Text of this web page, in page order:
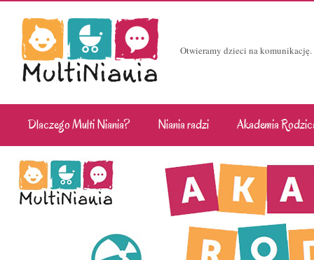
Otwieramy dzieci na
Dlaczego Multi Niania? Niania radzi Akademia